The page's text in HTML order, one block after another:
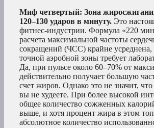
Миф четвертый: Зона
120–130 ударов в минуту. Это
фитнес-индустрии. Формула «220
расчета максимальной частоты
сокращений (ЧСС) крайне усреднена,
точной аэробной зоны требует
Да, при пульсе около 60–70% от
действительно получает большую
счет жиров. Однако это не значит,
вы не худеете. При более высокой
общее количество сожженных
выше, и хотя процент жира в этом
абсолютное количество